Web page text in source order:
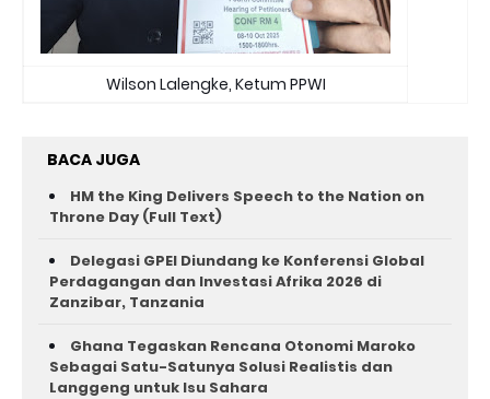
Wilson Lalengke, Ketum PPWI
BACA JUGA
HM the King Delivers Speech to the Nation on
Throne Day (Full Text)
Delegasi GPEI Diundang ke Konferensi Global
Perdagangan dan Investasi Afrika 2026 di
Zanzibar, Tanzania
Ghana Tegaskan Rencana Otonomi Maroko
Sebagai Satu-Satunya Solusi Realistis dan
Langgeng untuk Isu Sahara